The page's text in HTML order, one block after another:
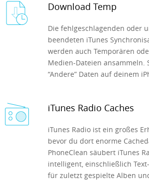
Download Temp
Die fehlgeschlagenden oder
beendeten iTunes
werden auch Temporären
Medien-Dateien ansammeln.
“Andere” Daten auf deinem
iTunes Radio Caches
iTunes Radio ist ein großes
bevor du dort enorme
PhoneClean säubert iTunes
intelligent, einschließlich
für zuletzt gespielte Alben